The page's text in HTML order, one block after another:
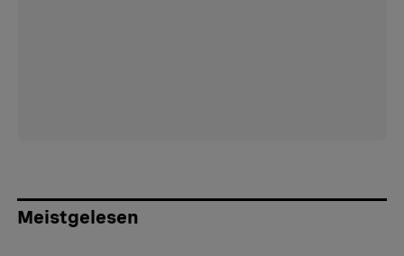
Meistgelesen